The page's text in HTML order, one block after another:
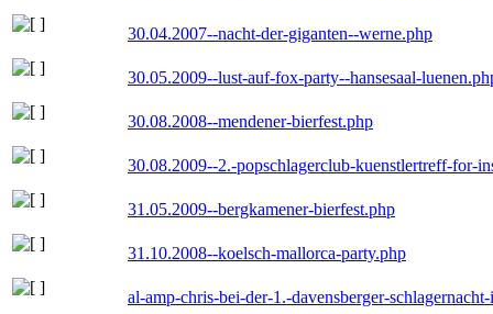
30.04.2007--nacht-der-giganten--werne.php
30.05.2009--lust-auf-fox-party--hansesaal-
30.08.2008--mendener-bierfest.php
30.08.2009--2.-popschlagerclub-kuenstlertreff-for-
31.05.2009--bergkamener-bierfest.php
31.10.2008--koelsch-mallorca-party.php
al-amp-chris-bei-der-1.-davensberger-